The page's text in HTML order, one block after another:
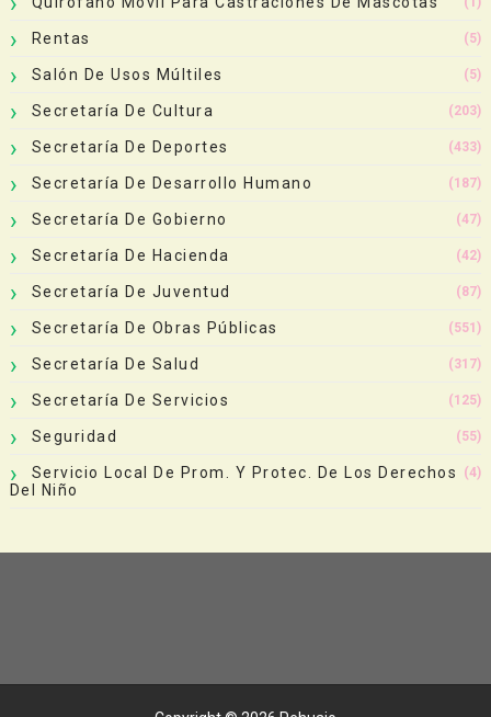
Rentas (5)
Salón De Usos Múltiles (5)
Secretaría De Cultura (203)
Secretaría De Deportes (433)
Secretaría De Desarrollo Humano (187)
Secretaría De Gobierno (47)
Secretaría De Hacienda (42)
Secretaría De Juventud (87)
Secretaría De Obras Públicas (551)
Secretaría De Salud (317)
Secretaría De Servicios (125)
Seguridad (55)
Servicio Local De Prom. Y Protec. De Los Derechos
Del Niño
(4)